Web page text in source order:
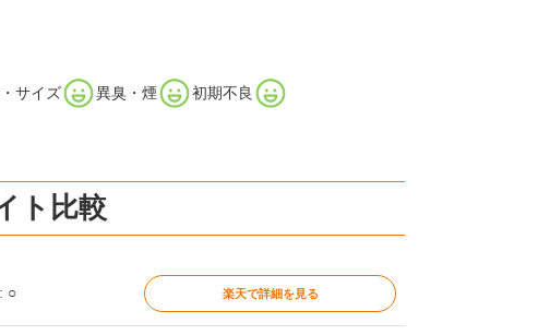
サイズ 異臭・煙 初期不良
ト比較
○ 楽天で詳細を見る